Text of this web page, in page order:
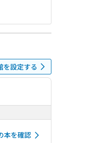
を設定する
本を確認